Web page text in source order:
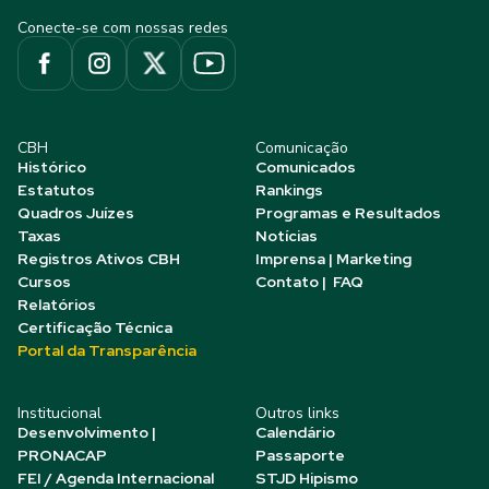
Conecte-se com nossas redes
CBH
Histórico
Estatutos
Quadros Juízes
Taxas
Registros Ativos CBH
Cursos
Relatórios
Certificação Técnica
Portal da Transparência
Comunicação
Comunicados
Rankings
Programas e Resultados
Notícias
Imprensa | Marketing
Contato | FAQ
Institucional
Desenvolvimento |
PRONACAP
FEI / Agenda Internacional
Outros links
Calendário
Passaporte
STJD Hipismo